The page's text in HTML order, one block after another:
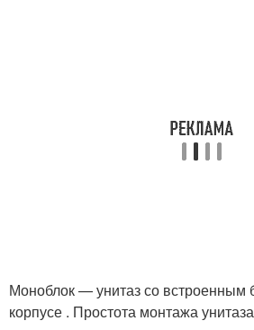
Моноблок — унитаз со встроенным
корпусе . Простота монтажа